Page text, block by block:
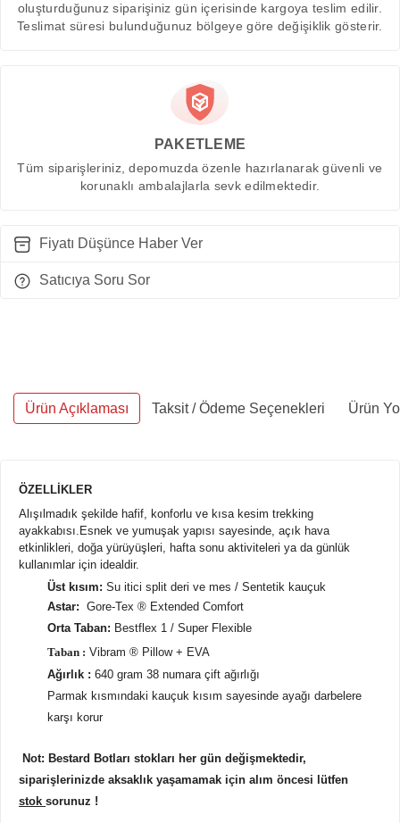
oluşturduğunuz siparişiniz gün içerisinde kargoya teslim edilir.
Teslimat süresi bulunduğunuz bölgeye göre değişiklik gösterir.
PAKETLEME
Tüm siparişleriniz, depomuzda özenle hazırlanarak güvenli ve
korunaklı ambalajlarla sevk edilmektedir.
Fiyatı Düşünce Haber Ver
Satıcıya Soru Sor
Ürün Açıklaması Taksit / Ödeme Seçenekleri Ürün
ÖZELLİKLER
Alışılmadık şekilde hafif, konforlu ve kısa kesim trekking
ayakkabısı. Esnek ve yumuşak yapısı sayesinde, açık hava
etkinlikleri, doğa yürüyüşleri, hafta sonu aktiviteleri ya da günlük
kullanımlar için idealdir.
Üst kısım: Su itici split deri ve mes / Sentetik kauçuk
Astar: Gore-Tex ® Extended Comfort
Orta Taban: Bestflex 1 / Super Flexible
Taban : Vibram ® Pillow + EVA
Ağırlık : 640 gram 38 numara çift ağırlığı
Parmak kısmındaki kauçuk kısım sayesinde ayağı darbelere
karşı korur
Not: Bestard Botları stokları her gün değişmektedir,
siparişlerinizde aksaklık yaşamamak için alım öncesi lütfen
stok sorunuz !